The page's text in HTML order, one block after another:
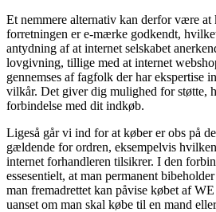
Et nemmere alternativ kan derfor være
forretningen er e-mærke godkendt,
antydning af at internet selskabet
lovgivning, tillige med at internet
gennemses af fagfolk der har ekspertise
vilkår. Det giver dig mulighed for støtte,
forbindelse med dit indkøb.
Ligeså går vi ind for at køber er obs på
gældende for ordren, eksempelvis
internet forhandleren tilsikrer. I den
essesentielt, at man permanent
man fremadrettet kan påvise købet af
uanset om man skal købe til en mand